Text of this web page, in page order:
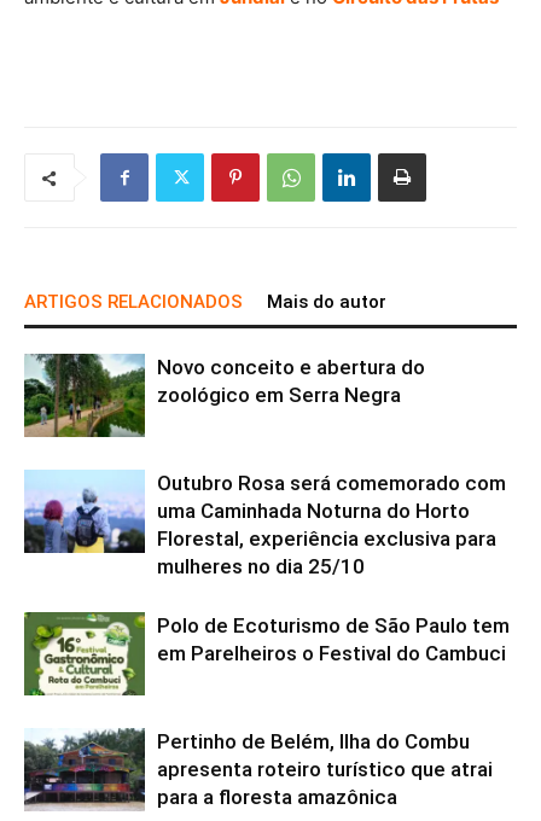
ARTIGOS RELACIONADOS Mais do autor
Novo conceito e abertura do
zoológico em Serra Negra
Outubro Rosa será comemorado com
uma Caminhada Noturna do Horto
Florestal, experiência exclusiva para
mulheres no dia 25/10
Polo de Ecoturismo de São Paulo tem
em Parelheiros o Festival do Cambuci
Pertinho de Belém, Ilha do Combu
apresenta roteiro turístico que atrai
para a floresta amazônica